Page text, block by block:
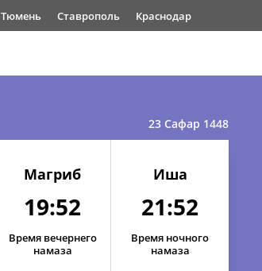
Тюмень Ставрополь Краснодар
23 Сафар 1448
Магриб
19:52
Время вечернего
намаза
Иша
21:52
Время ночного
намаза